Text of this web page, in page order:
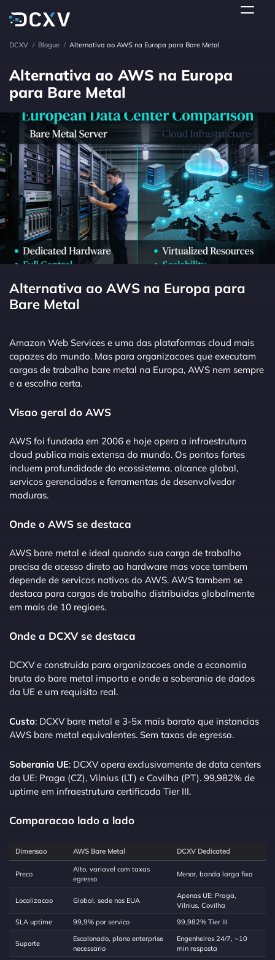
DCXV / Blogue / Alternativa ao AWS na Europa para Bare Metal
Alternativa ao AWS na Europa
para Bare Metal
Alternativa ao AWS na Europa para
Bare Metal
Amazon Web Services e uma das plataformas cloud mais
capazes do mundo. Mas para organizacoes que executam
cargas de trabalho bare metal na Europa, AWS nem sempre
e a escolha certa.
Visao geral do AWS
AWS foi fundada em 2006 e hoje opera a infraestrutura
cloud publica mais extensa do mundo. Os pontos fortes
incluem profundidade do ecossistema, alcance global,
servicos gerenciados e ferramentas de desenvolvedor
maduras.
Onde o AWS se destaca
AWS bare metal e ideal quando sua carga de trabalho
precisa de acesso direto ao hardware mas voce tambem
depende de servicos nativos do AWS. AWS tambem se
destaca para cargas de trabalho distribuidas globalmente
em mais de 10 regioes.
Onde a DCXV se destaca
DCXV e construida para organizacoes onde a economia
bruta do bare metal importa e onde a soberania de dados
da UE e um requisito real.
Custo: DCXV bare metal e 3-5x mais barato que instancias
AWS bare metal equivalentes. Sem taxas de egresso.
Soberania UE: DCXV opera exclusivamente de data centers
da UE: Praga (CZ), Vilnius (LT) e Covilha (PT). 99,982% de
uptime em infraestrutura certificada Tier III.
Comparacao lado a lado
Dimensao AWS Bare Metal DCXV Dedicated
Preco
Alto, variavel com taxas
egresso
Menor, banda larga fixa
Localizacao Global, sede nos EUA
Apenas UE: Praga,
Vilnius, Covilha
SLA uptime
99,9% por servico 99,982% Tier III
Suporte
Escalonado, plano enterprise
necessario
Engenheiros 24/7, ~10
min resposta